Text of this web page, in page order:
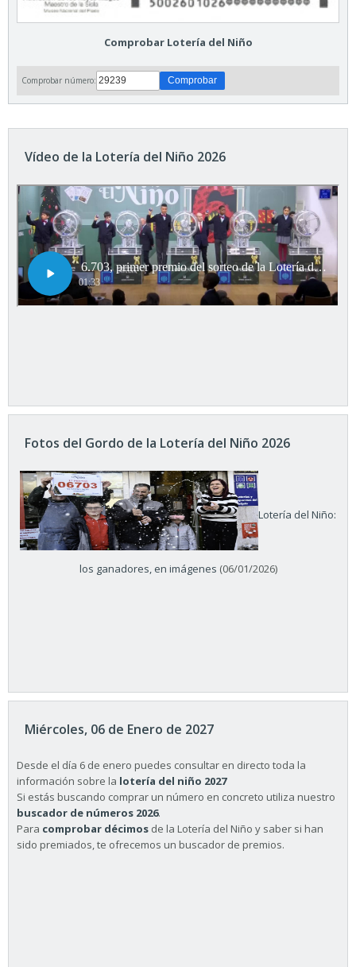
Comprobar Lotería del Niño
Comprobar número:
Vídeo de la Lotería del Niño 2026
Fotos del Gordo de la Lotería del Niño 2026
Lotería del Niño:
los ganadores, en imágenes (06/01/2026)
Miércoles, 06 de Enero de 2027
Desde el día 6 de enero puedes consultar en directo toda la
información sobre la lotería del niño 2027
Si estás buscando comprar un número en concreto utiliza nuestro
buscador de números 2026.
Para comprobar décimos de la Lotería del Niño y saber si han
sido premiados, te ofrecemos un buscador de premios.